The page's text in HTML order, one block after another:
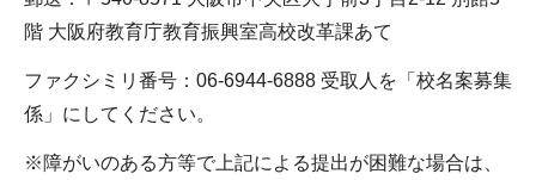
階 大阪府教育庁教育振興室高校改革課あて
ファクシミリ番号：06-6944-6888 受取人を「校名案募集
係」にしてください。
※障がいのある方等で上記による提出が困難な場合は、